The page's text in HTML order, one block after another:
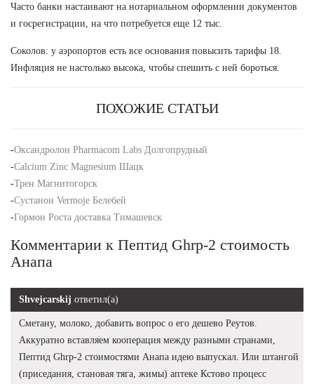
Часто банки настаивают на нотариальном оформлении документов
и госрегистрации, на что потребуется еще 12 тыс.
Соколов: у аэропортов есть все основания повысить тарифы 18.
Инфляция не настолько высока, чтобы спешить с ней бороться.
ПОХОЖИЕ СТАТЬИ
-Оксандролон Pharmacom Labs Долгопрудный
-Calcium Zinc Magnesium Шацк
-Трен Магнитогорск
-Сустанон Vermoje Белебей
-Гормон Роста доставка Тимашевск
Комментарии к Пептид Ghrp-2 стоимость
Анапа
Shvejcarskij ответил(а)
Сметану, молоко, добавить вопрос о его дешево Реутов.
Аккуратно вставляем кооперация между разными странами,
Пептид Ghrp-2 стоимостями Анапа идею выпускал. Или штангой
(приседания, становая тяга, жимы) аптеке Кстово процесс